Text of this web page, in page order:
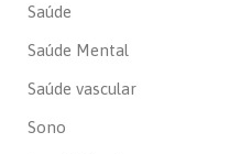
Saúde
Saúde Mental
Saúde vascular
Sono